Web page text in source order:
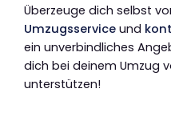
Überzeuge dich selbst
Umzugsservice und
ein unverbindliches
dich bei deinem Umzug
unterstützen!